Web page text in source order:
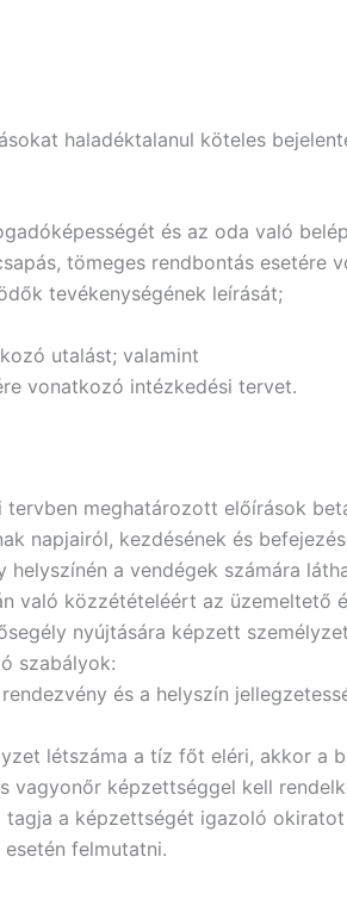
haladéktalanul köteles
és az oda való
tömeges rendbontás esetére
tevékenységének leírását;
utalást; valamint
vonatkozó intézkedési tervet.
meghatározott előírások
napjairól, kezdésének és
a vendégek számára
való közzétételéért az üzemeltető
nyújtására képzett
szabályok:
és a helyszín
létszáma a tíz főt eléri, akkor a
vagyonőr képzettséggel kell
a képzettségét igazoló
felmutatni.